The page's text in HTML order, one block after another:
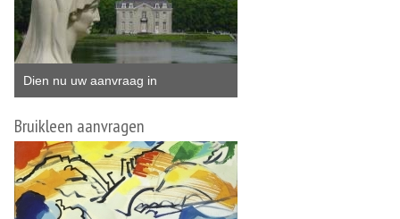
Dien nu uw aanvraag in
Bruikleen aanvragen